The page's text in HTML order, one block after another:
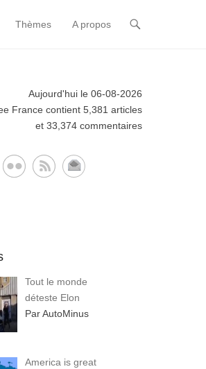
Thèmes A propos
Aujourd'hui le 06-08-2026
France contient 5,381 articles
et 33,374 commentaires
Tout le monde
déteste Elon
Par AutoMinus
America is great